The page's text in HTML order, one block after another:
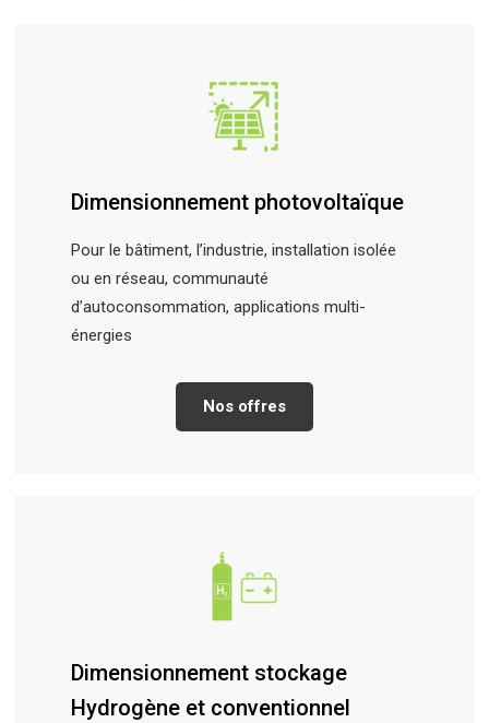
Dimensionnement photovoltaïque
Pour le bâtiment, l’industrie, installation isolée
ou en réseau, communauté
d’autoconsommation, applications multi-
énergies
Nos offres
Dimensionnement stockage
Hydrogène et conventionnel